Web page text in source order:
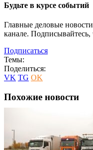
Будьте в курсе событий
Главные деловые
канале.
Подписаться
Темы:
Поделиться:
VK TG OK
Похожие новости